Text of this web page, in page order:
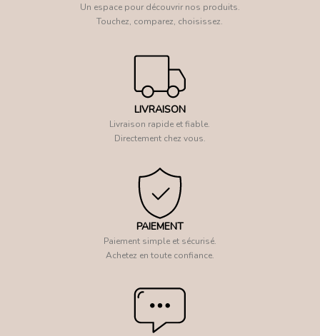
Un espace pour découvrir nos produits.
Touchez, comparez, choisissez.
LIVRAISON
Livraison rapide et fiable.
Directement chez vous.
PAIEMENT
Paiement simple et sécurisé.
Achetez en toute confiance.